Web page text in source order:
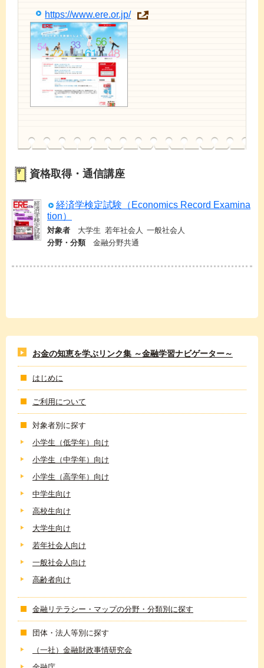
https://www.ere.or.jp/
資格取得・通信講座
経済学検定試験（Economics Record Examina
tion）
対象者 大学生 若年社会人
一般社会人
分野・分類
金融分野共通
お金の知恵を学ぶリンク集 ～金融学習ナビゲーター～
はじめに
ご利用について
対象者別に探す
小学生（低学年）向け
小学生（中学年）向け
小学生（高学年）向け
中学生向け
高校生向け
大学生向け
若年社会人向け
一般社会人向け
高齢者向け
金融リテラシー・マップの分野・分類別に探す
団体・法人等別に探す
（一社）金融財政事情研究会